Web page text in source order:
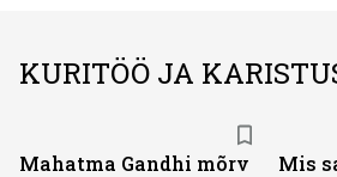
KURITÖÖ JA
Mahatma Gandhi mõrv
Mis